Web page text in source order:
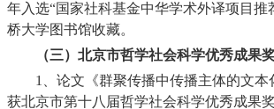
年入选“国家社科基金中华学术外译项目推
桥大学图书馆收藏。
（三）北京市哲学社会科学优秀成果奖
1
、论文《群聚传播中传播主体的文本
获北京市第十八届哲学社会科学优秀成果奖